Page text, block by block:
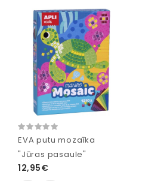
EVA putu mozaīka
"Jūras pasaule"
12,95€